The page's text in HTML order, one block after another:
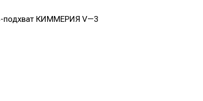
подхват КИММЕРИЯ V—3